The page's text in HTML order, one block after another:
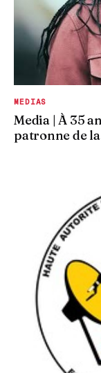
MEDIAS
Media | À 35
patronne de